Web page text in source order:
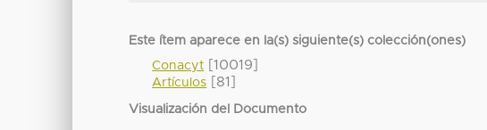
Este ítem aparece en la(s) siguiente(s) colección(ones)
Conacyt [10019]
Artículos [81]
Visualización del Documento